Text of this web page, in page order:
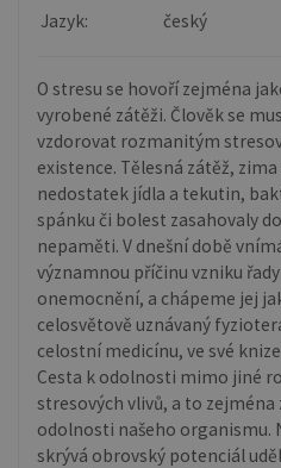
Jazyk:
český
O stresu se hovoří zejména
vyrobené zátěži. Člověk se
vzdorovat rozmanitým
existence. Tělesná zátěž,
nedostatek jídla a tekutin,
spánku či bolest zasahovaly
nepaměti. V dnešní době
významnou příčinu vzniku
onemocnění, a chápeme jej
celosvětově uznávaný
celostní medicínu, ve své
Cesta k odolnosti mimo jiné
stresových vlivů, a to zejména
odolnosti našeho organismu.
skrývá obrovský potenciál